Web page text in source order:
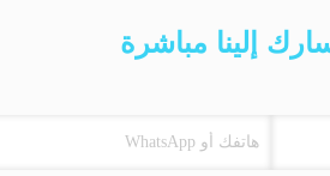
إلينا مباشرة